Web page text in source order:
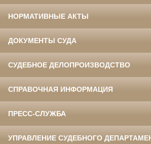
НОРМАТИВНЫЕ АКТЫ
ДОКУМЕНТЫ СУДА
СУДЕБНОЕ ДЕЛОПРОИЗВОДСТВО
СПРАВОЧНАЯ ИНФОРМАЦИЯ
ПРЕСС-СЛУЖБА
УПРАВЛЕНИЕ СУДЕБНОГО